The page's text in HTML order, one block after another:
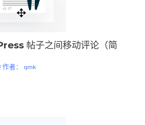
帖子之间移动评论（简
者： qmk